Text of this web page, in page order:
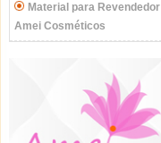
Material para Revendedor
Amei Cosméticos